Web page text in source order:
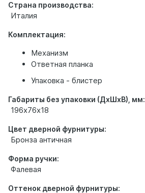
Страна производства:
Италия
Комплектация:
Механизм
Ответная планка
Упаковка - блистер
Габариты без упаковки (ДхШхВ), мм:
196х76х18
Цвет дверной фурнитуры:
Бронза античная
Форма ручки:
Фалевая
Оттенок дверной фурнитуры: